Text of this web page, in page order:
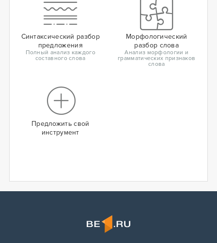
Синтаксический разбор
предложения
Полный анализ каждого
составного слова
Морфологический
разбор слова
Анализ морфологии и
грамматических признаков
слова
Предложить свой
инструмент